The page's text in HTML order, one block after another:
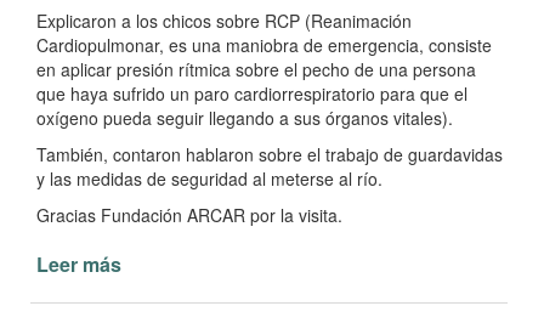
Explicaron a los chicos sobre RCP (Reanimación
Cardiopulmonar, es una maniobra de emergencia, consiste
en aplicar presión rítmica sobre el pecho de una persona
que haya sufrido un paro cardiorrespiratorio para que el
oxígeno pueda seguir llegando a sus órganos vitales).
También, contaron hablaron sobre el trabajo de guardavidas
y las medidas de seguridad al meterse al río.
Gracias Fundación ARCAR por la visita.
Leer más